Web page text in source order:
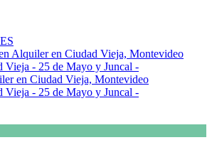
en Ciudad Vieja, Montevideo
Vieja - 25 de Mayo y Juncal -